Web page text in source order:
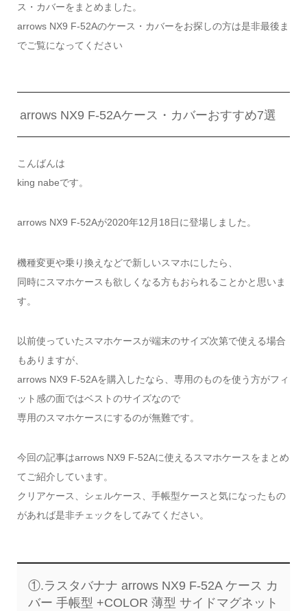
ス・カバーをまとめました。
arrows NX9 F-52Aのケース・カバーをお探しの方は是非最後ま
でご覧になってください
arrows NX9 F-52Aケース・カバーおすすめ7選
こんばんは
king nabeです。
arrows NX9 F-52Aが2020年12月18日に登場しました。
機種変更や乗り換えなどで新しいスマホにしたら、
同時にスマホケースも欲しくなる方もおられることかと思いま
す。
以前使っていたスマホケースが端末のサイズ次第で使える場合
もありますが、
arrows NX9 F-52Aを購入したなら、専用のものを使う方がフィ
ット感の面ではベストのサイズなので
専用のスマホケースにするのが無難です。
今回の記事はarrows NX9 F-52Aに使えるスマホケースをまとめ
てご紹介しています。
クリアケース、シェルケース、手帳型ケースと気になったもの
があれば是非チェックをしてみてください。
①.ラスタバナナ arrows NX9 F-52A ケース カ
バー 手帳型 +COLOR 薄型 サイドマグネット